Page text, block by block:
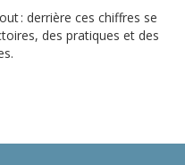
: derrière ces chiffres se
des pratiques et des